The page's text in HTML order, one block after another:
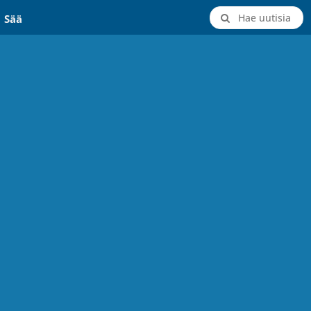
Sää Hae uutisia